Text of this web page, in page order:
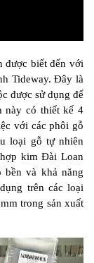
được biết đến với
Tideway. Đây là
được sử dụng để
này có thiết kế 4
với các phôi gỗ
loại gỗ tự nhiên
kim Đài Loan
và khả năng
trên các loại
trong sản xuất